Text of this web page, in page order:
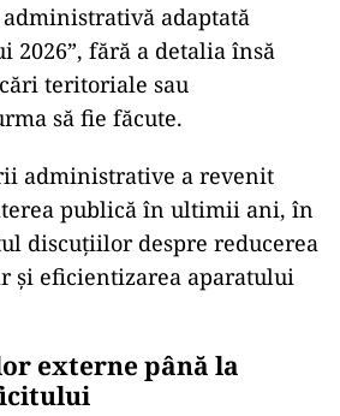
adaptată
2026”, fără a detalia însă
teritoriale sau
să fie făcute.
administrative a revenit
publică în ultimii ani, în
discuțiilor despre reducerea
și eficientizarea aparatului
externe până la